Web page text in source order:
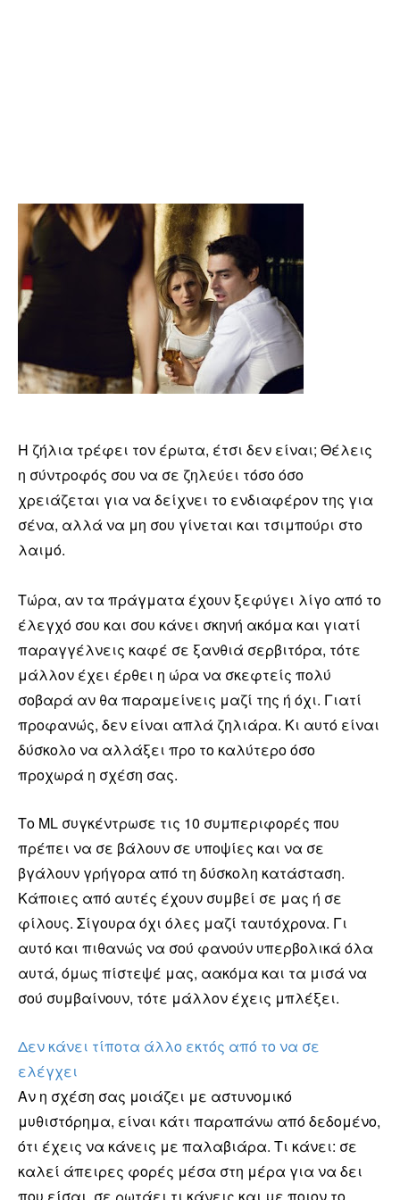
Η ζήλια τρέφει τον έρωτα, έτσι δεν είναι; Θέλεις
η σύντροφός σου να σε ζηλεύει τόσο όσο
χρειάζεται για να δείχνει το ενδιαφέρον της για
σένα, αλλά να μη σου γίνεται και τσιμπούρι στο
λαιμό.
Τώρα, αν τα πράγματα έχουν ξεφύγει λίγο από το
έλεγχό σου και σου κάνει σκηνή ακόμα και γιατί
παραγγέλνεις καφέ σε ξανθιά σερβιτόρα, τότε
μάλλον έχει έρθει η ώρα να σκεφτείς πολύ
σοβαρά αν θα παραμείνεις μαζί της ή όχι. Γιατί
προφανώς, δεν είναι απλά ζηλιάρα. Κι αυτό είναι
δύσκολο να αλλάξει προ το καλύτερο όσο
προχωρά η σχέση σας.
Το ML συγκέντρωσε τις 10 συμπεριφορές που
πρέπει να σε βάλουν σε υποψίες και να σε
βγάλουν γρήγορα από τη δύσκολη κατάσταση.
Κάποιες από αυτές έχουν συμβεί σε μας ή σε
φίλους. Σίγουρα όχι όλες μαζί ταυτόχρονα. Γι
αυτό και πιθανώς να σού φανούν υπερβολικά όλα
αυτά, όμως πίστεψέ μας, αακόμα και τα μισά να
σού συμβαίνουν, τότε μάλλον έχεις μπλέξει.
Δεν κάνει τίποτα άλλο εκτός από το να σε
ελέγχει
Αν η σχέση σας μοιάζει με αστυνομικό
μυθιστόρημα, είναι κάτι παραπάνω από δεδομένο,
ότι έχεις να κάνεις με παλαβιάρα. Τι κάνει: σε
καλεί άπειρες φορές μέσα στη μέρα για να δει